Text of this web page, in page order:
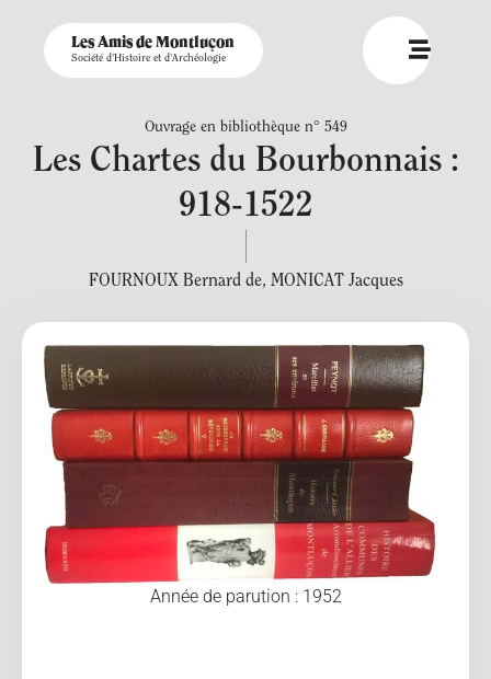
Les Amis de Montluçon
Société d'Histoire et d'Archéologie
Ouvrage en bibliothèque n° 549
Les Chartes du Bourbonnais :
918-1522
FOURNOUX Bernard de, MONICAT Jacques
Année de parution : 1952